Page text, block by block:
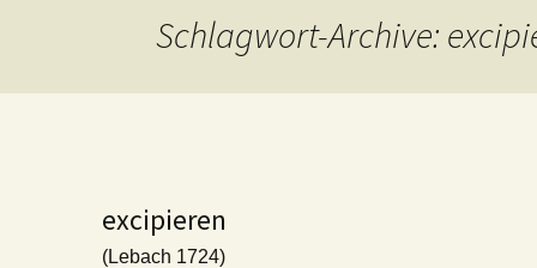
Schlagwort-Archive:
excipieren
(Lebach 1724)